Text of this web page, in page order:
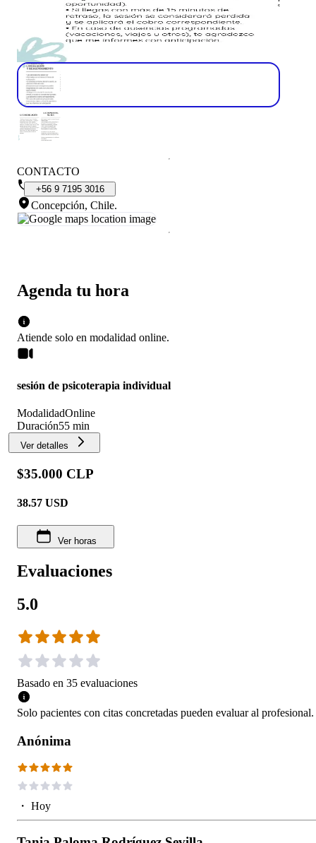
Agenda tu hora
Atiende solo en modalidad online.
sesión de psicoterapia individual
ModalidadOnline
Duración55 min
Ver detalles
$35.000 CLP
38.57 USD
Ver horas
Evaluaciones
5.0
Basado en 35 evaluaciones
Solo pacientes con citas concretadas pueden evaluar al profesional.
Anónima
・ Hoy
CONTACTO
+56 9 7195 3016
Concepción, Chile.